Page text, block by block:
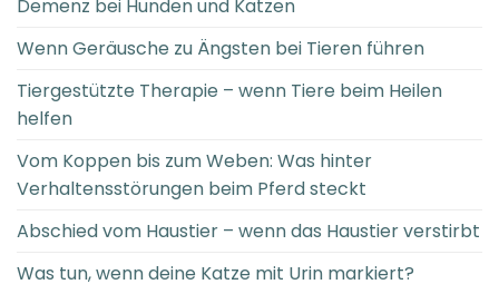
Demenz bei Hunden und Katzen
Wenn Geräusche zu Ängsten bei Tieren führen
Tiergestützte Therapie – wenn Tiere beim Heilen
helfen
Vom Koppen bis zum Weben: Was hinter
Verhaltensstörungen beim Pferd steckt
Abschied vom Haustier – wenn das Haustier verstirbt
Was tun, wenn deine Katze mit Urin markiert?